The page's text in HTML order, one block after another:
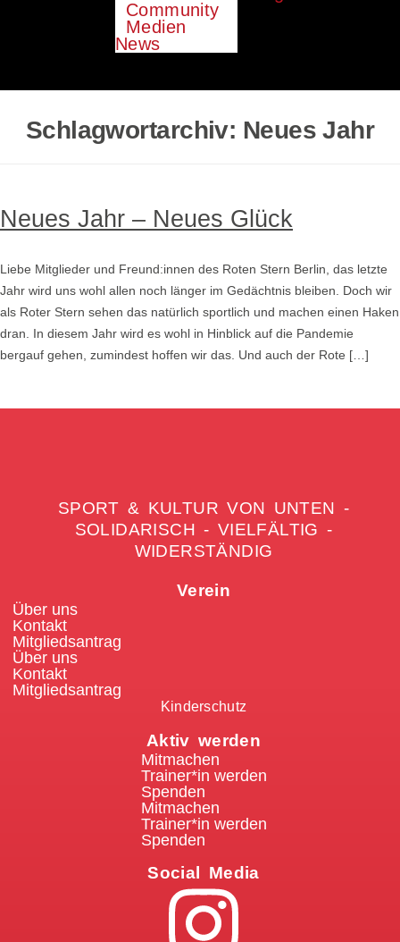
Community
Medien
News
Schlagwortarchiv: Neues Jahr
Neues Jahr – Neues Glück
Liebe Mitglieder und Freund:innen des Roten Stern Berlin, das letzte
Jahr wird uns wohl allen noch länger im Gedächtnis bleiben. Doch wir
als Roter Stern sehen das natürlich sportlich und machen einen Haken
dran. In diesem Jahr wird es wohl in Hinblick auf die Pandemie
bergauf gehen, zumindest hoffen wir das. Und auch der Rote […]
SPORT & KULTUR VON UNTEN -
SOLIDARISCH - VIELFÄLTIG -
WIDERSTÄNDIG
Verein
Über uns
Kontakt
Mitgliedsantrag
Über uns
Kontakt
Mitgliedsantrag
Kinderschutz
Aktiv werden
Mitmachen
Trainer*in werden
Spenden
Mitmachen
Trainer*in werden
Spenden
Social Media